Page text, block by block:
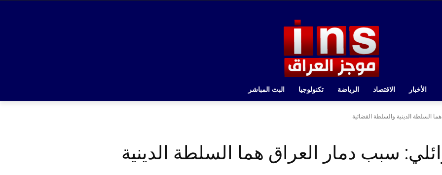
الأخبار الاقتصاد الرياضة تكنولوجيا البث المباشر
السلطة الدينية والسلطة القضائية
سبب دمار العراق هما السلطة الدينية